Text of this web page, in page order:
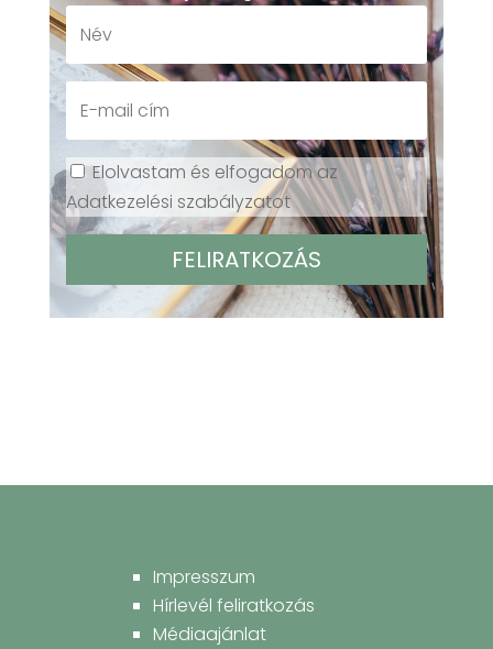
Elolvastam és elfogadom az
Adatkezelési szabályzatot
Impresszum
Hírlevél feliratkozás
Médiaajánlat